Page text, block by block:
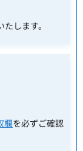
します。
欄を必ずご確認